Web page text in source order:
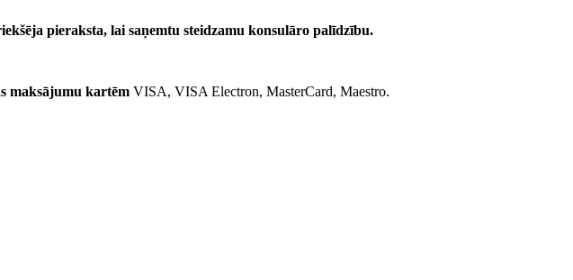
pieraksta, lai saņemtu steidzamu konsulāro palīdzību.
maksājumu kartēm VISA, VISA Electron, MasterCard, Maestro.